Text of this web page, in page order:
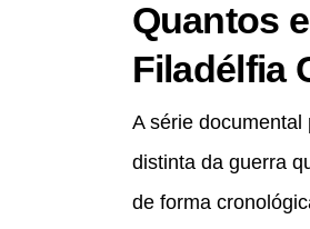
Quantos
Filadélfia
A série documental
distinta da guerra
de forma